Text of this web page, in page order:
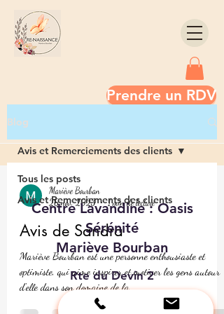
Prendre un RDV
Blog
Tous les posts
Avis et Remerciements des clients
Avis et Remerciements des clients
Mariève Bourban
26 nov. 2023
1 min de lecture
Avis de Sandra
Mariève Bourban est une personne enthousiaste et
optimiste, qui aime inspirer et motiver les gens autour
d'elle dans son domaine de la...
Centre Lavandine : Oasis
Sérénité
Mariève Bourban
Rte du Devin 2
1623 Semsales